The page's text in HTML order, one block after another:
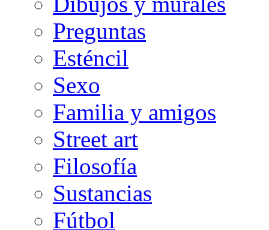
Preguntas
Esténcil
Sexo
Familia y amigos
Street art
Filosofía
Sustancias
Fútbol